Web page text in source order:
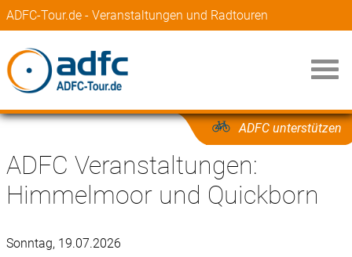
ADFC-Tour.de - Veranstaltungen und Radtouren
ADFC unterstützen
ADFC Veranstaltungen:
Himmelmoor und Quickborn
Sonntag, 19.07.2026